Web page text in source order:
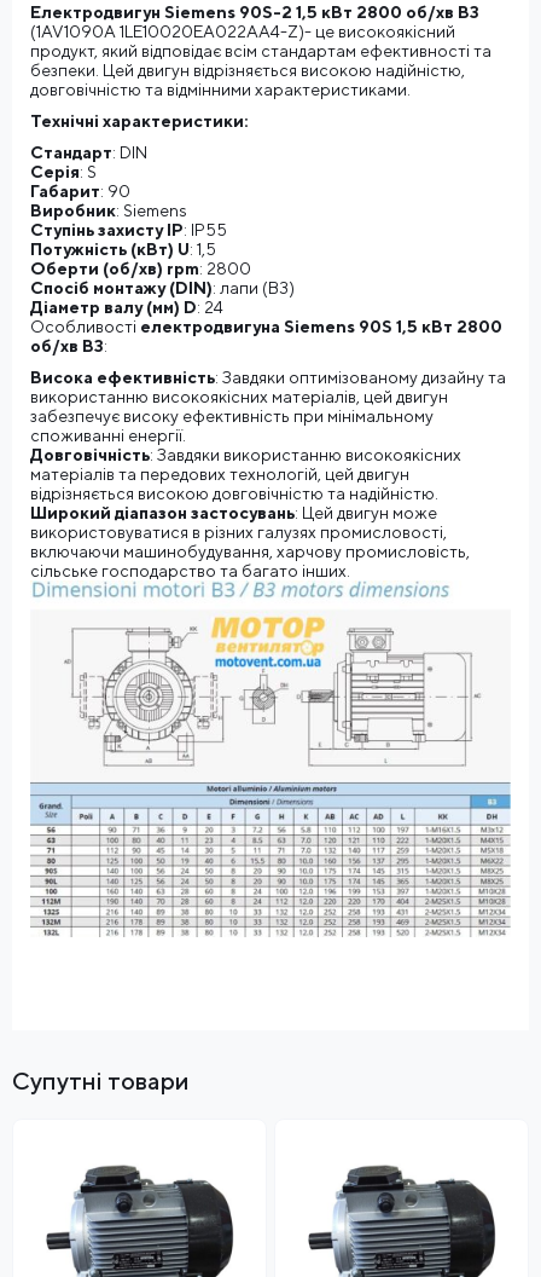
Електродвигун Siemens 90S-2 1,5 кВт 2800 об/хв B3
(1AV1090A 1LE10020EA022AA4-Z)- це високоякісний
продукт, який відповідає всім стандартам ефективності та
безпеки. Цей двигун відрізняється високою надійністю,
довговічністю та відмінними характеристиками.
Технічні характеристики:
Стандарт: DIN
Серія: S
Габарит: 90
Виробник: Siemens
Ступінь захисту IP: IP55
Потужність (кВт) U: 1,5
Оберти (об/хв) rpm: 2800
Спосіб монтажу (DIN): лапи (B3)
Діаметр валу (мм) D: 24
Особливості електродвигуна Siemens 90S 1,5 кВт 2800
об/хв B3:
Висока ефективність: Завдяки оптимізованому дизайну та
використанню високоякісних матеріалів, цей двигун
забезпечує високу ефективність при мінімальному
споживанні енергії.
Довговічність: Завдяки використанню високоякісних
матеріалів та передових технологій, цей двигун
відрізняється високою довговічністю та надійністю.
Широкий діапазон застосувань: Цей двигун може
використовуватися в різних галузях промисловості,
включаючи машинобудування, харчову промисловість,
сільське господарство та багато інших.
Супутні товари